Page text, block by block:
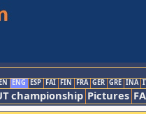
ENG ESP FAI FIN FRA GER GRE INA
championship Pictures